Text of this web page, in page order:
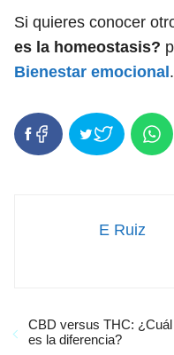
Si quieres conocer
es la homeostasis?
Bienestar emocional .
E Ruiz
CBD versus THC: ¿Cuál
es la diferencia?